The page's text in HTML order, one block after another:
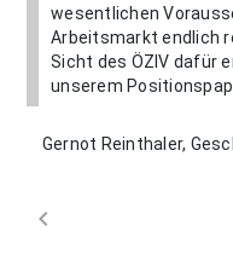
wesentlichen
Arbeitsmarkt endlich
Sicht des ÖZIV dafür
unserem
Gernot Reinthaler,
chevron_left